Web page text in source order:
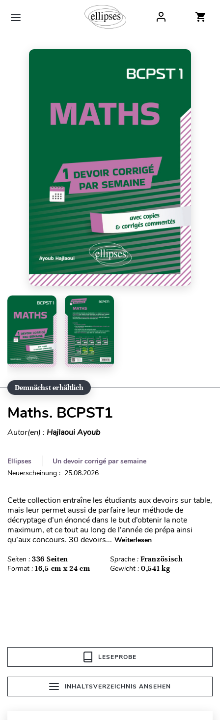
Demnächst erhältlich
Maths. BCPST1
Autor(en) : Hajlaoui Ayoub
Ellipses
Un devoir corrigé par semaine
Neuerscheinung : 25.08.2026
Cette collection entraîne les étudiants aux devoirs sur table,
mais leur permet aussi de parfaire leur méthode de
décryptage d’un énoncé dans le but d’obtenir la note
maximum, et ce tout au long de l’année de prépa ainsi
qu’aux concours. 30 devoirs... Weiterlesen
Seiten : 336 Seiten Sprache : Französisch
Format : 16,5 cm x 24 cm Gewicht : 0,541 kg
LESEPROBE
INHALTSVERZEICHNIS ANSEHEN